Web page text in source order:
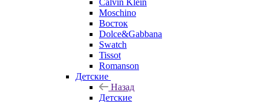
Calvin Klein
Moschino
Восток
Dolce&Gabbana
Swatch
Tissot
Romanson
Детские
Назад
Детские